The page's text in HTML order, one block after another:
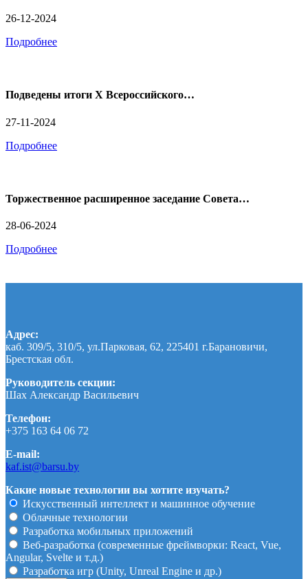
26-12-2024
Подробнее
Подведены итоги X Всероссийского…
27-11-2024
Подробнее
Торжественное расширенное заседание Совета…
28-06-2024
Подробнее
Адрес:
каб. 309/5, 310/5, ул.Парковая, 62, 225401 г.Барановичи,
Брестская обл.
Руководитель секции:
Шах Александр Васильевич
Телефон:
+375 163 64 06 72
E-mail:
kaf.ist@barsu.by
Какие новые технологии вы хотите изучать?
Искусственный интеллект и машинное обучение
Облачные технологии
Разработка мобильных приложений
Веб-разработка (современные фреймворки: React, Vue,
Angular, Svelte и т.д.)
Разработка игр (Unity, Unreal Engine и др.)